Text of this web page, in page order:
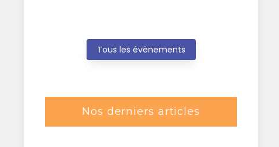
Tous les évènements
Nos derniers articles